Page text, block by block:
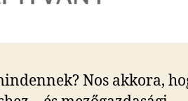
Nos akkora,